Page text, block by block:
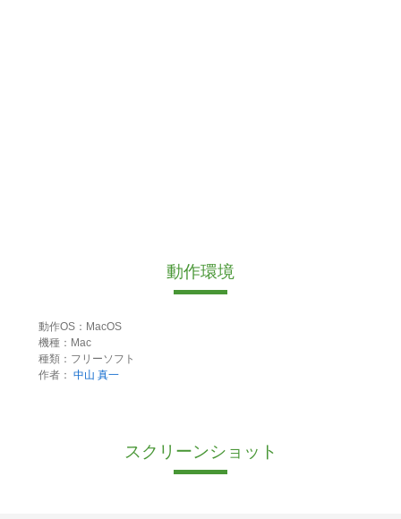
動作環境
動作OS：MacOS
機種：Mac
種類：フリーソフト
作者： 中山 真一
スクリーンショット